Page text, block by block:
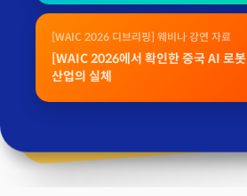
[WAIC 2026 디브리핑] 웨비나 강연 자료
[WAIC 2026에서 확인한 중국 AI 로봇
산업의 실체